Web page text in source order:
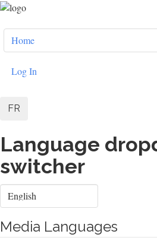
Skip
main
content
User
account
menu
Home
Log In
FR
Language
switcher
Select
your
Media Languages